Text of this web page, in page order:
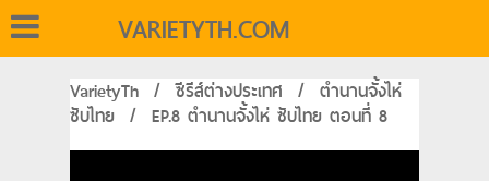
VARIETYTH.COM
VarietyTh / ซีรีส์ต่างประเทศ / ตำนานจั้งไห่
ซับไทย / EP.8 ตำนานจั้งไห่ ซับไทย ตอนที่ 8